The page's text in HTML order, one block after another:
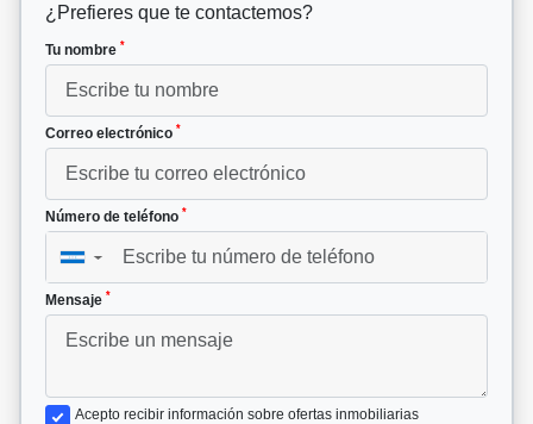
¿Prefieres que te contactemos?
Tu nombre *
Correo electrónico *
Número de teléfono *
▼
Mensaje *
Acepto recibir información sobre ofertas inmobiliarias